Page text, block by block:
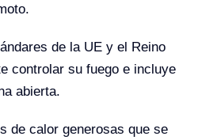
de la UE y el Reino
controlar su fuego e incluye
abierta.
de calor generosas que se